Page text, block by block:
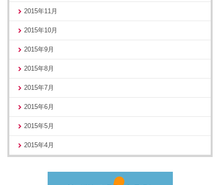
2015年11月
2015年10月
2015年9月
2015年8月
2015年7月
2015年6月
2015年5月
2015年4月